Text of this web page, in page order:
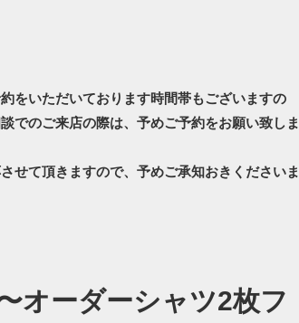
をいただいております時間帯もございますの
でのご来店の際は、予めご予約をお願い致しま
せて頂きますので、予めご承知おきくださいま
ーダーシャツ2枚フ